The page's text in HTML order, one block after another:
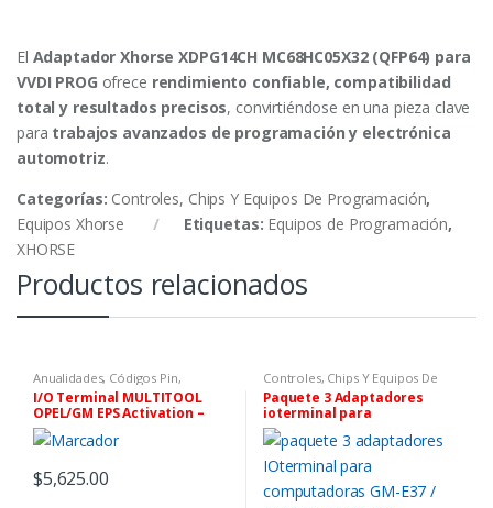
El Adaptador Xhorse XDPG14CH MC68HC05X32 (QFP64) para
VVDI PROG ofrece rendimiento confiable, compatibilidad
total y resultados precisos, convirtiéndose en una pieza clave
para trabajos avanzados de programación y electrónica
automotriz.
Categorías: Controles, Chips Y Equipos De Programación,
Equipos Xhorse
Etiquetas: Equipos de Programación,
XHORSE
Productos relacionados
Anualidades, Códigos Pin,
Software y Tokens, Controles,
Chips Y Equipos De
Programación,IO Terminal
I/O Terminal MULTITOOL
OPEL/GM EPS Activation –
Tarjeta Sim para
Programación de Dirección
$5,625.00
Controles, Chips Y Equipos De
Programación, IO Terminal
Paquete 3 Adaptadores
ioterminal para
Computadoras GM-E37 / GM-
E38 / GM-E84